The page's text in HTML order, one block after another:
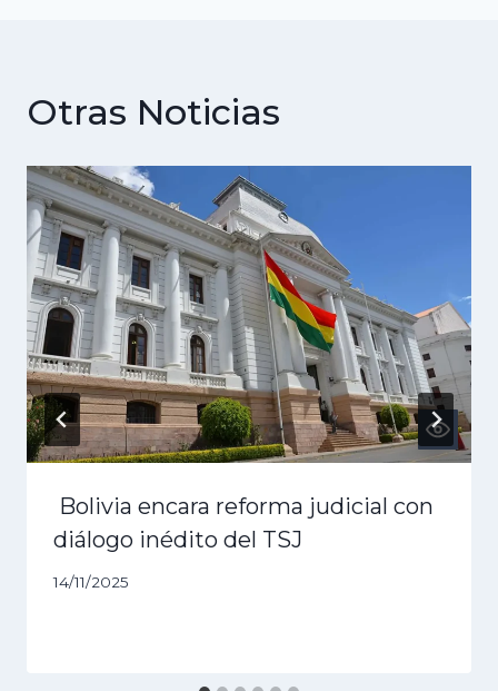
Otras Noticias
Bolivia encara reforma judicial con
diálogo inédito del TSJ
14/11/2025